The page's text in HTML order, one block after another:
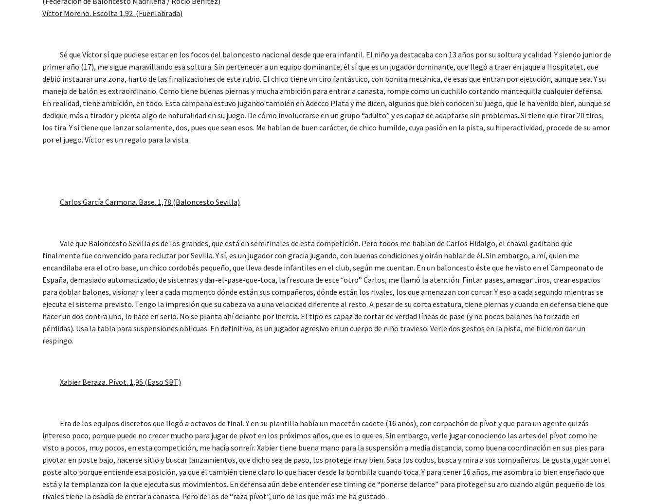
Víctor Moreno. Escolta 1,92 (Fuenlabrada)
Sé que Víctor sí que pudiese estar en los focos del baloncesto nacional desde que era infantil. El niño ya destacaba con 13 años por su soltura y calidad. Y siendo junior de
primer año (17), me sigue maravillando esa soltura. Sin pertenecer a un equipo dominante, él sí que es un jugador dominante, que llegó a traer en jaque a Hospitalet, que
debió instaurar una zona, harto de las finalizaciones de este rubio. El chico tiene un tiro fantástico, con bonita mecánica, de esas que entran por ejecución, aunque sea. Y su
manejo de balón es extraordinario. Como tiene buenas piernas y mucha ambición para entrar a canasta, rompe como un cuchillo cortando mantequilla cualquier defensa.
En realidad, tiene ambición, en todo. Esta campaña estuvo jugando también en Adecco Plata y me dicen, algunos que bien conocen su juego, que le ha venido bien, aunque se
dedique más a tirador y pierda algo de naturalidad en su juego. De cómo involucrarse en un grupo “adulto” y es capaz de adaptarse sin problemas. Si tiene que tirar 20 tiros,
los tira. Y si tiene que lanzar solamente, dos, pues que sean esos. Me hablan de buen carácter, de chico humilde, cuya pasión en la pista, su hiperactividad, procede de su amor
por el juego. Víctor es un regalo para la vista.
Carlos García Carmona. Base. 1,78 (Baloncesto Sevilla)
Vale que Baloncesto Sevilla es de los grandes, que está en semifinales de esta competición. Pero todos me hablan de Carlos Hidalgo, el chaval gaditano que
finalmente fue convencido para reclutar por Sevilla. Y sí, es un jugador con gracia jugando, con buenas condiciones y oirán hablar de él. Sin embargo, a mí, quien me
encandilaba era el otro base, un chico cordobés pequeño, que lleva desde infantiles en el club, según me cuentan. En un baloncesto éste que he visto en el Campeonato de
España, demasiado automatizado, de sistemas y dar-el-pase-que-toca, la frescura de este “otro” Carlos, me llamó la atención. Fintar pases, amagar tiros, crear espacios
para doblar balones, visionar y leer a cada momento dónde están sus compañeros, dónde están los rivales, los que amenazan con cortar. Y eso a cada segundo mientras se
ejecuta el sistema previsto. Tengo la impresión que su cabeza va a una velocidad diferente al resto. A pesar de su corta estatura, tiene piernas y cuando en defensa tiene que
hacer un dos contra uno, lo hace en serio. No se planta ahí delante por inercia. El tipo es capaz de cortar de verdad líneas de pase (y no pocos balones ha forzado en
pérdidas). Usa la tabla para suspensiones oblicuas. En definitiva, es un jugador agresivo en un cuerpo de niño travieso. Verle dos gestos en la pista, me hicieron dar un
respingo.
Xabier Beraza. Pívot. 1,95 (Easo SBT)
Era de los equipos discretos que llegó a octavos de final. Y en su plantilla había un mocetón cadete (16 años), con corpachón de pívot y que para un agente quizás
intereso poco, porque puede no crecer mucho para jugar de pívot en los próximos años, que es lo que es. Sin embargo, verle jugar conociendo las artes del pívot como he
visto a pocos, muy pocos, en esta competición, me hacía sonreír. Xabier tiene buena mano para la suspensión a media distancia, como buena coordinación en sus pies para
pivotar en poste bajo, hacerse sitio y buscar lanzamientos, que dicho sea de paso, los protege muy bien. Saca los codos, busca y mira a sus compañeros. Le gusta jugar con el
poste alto porque entiende esa posición, ya que él también tiene claro lo que hacer desde la bombilla cuando toca. Y para tener 16 años, me asombra lo bien enseñado que
está y la templanza con la que ejecuta sus movimientos. En defensa aún debe entender ese timing de “ponerse delante” para proteger su aro cuando algún pequeño de los
rivales tiene la osadía de entrar a canasta. Pero de los de “raza pívot”, uno de los que más me ha gustado.